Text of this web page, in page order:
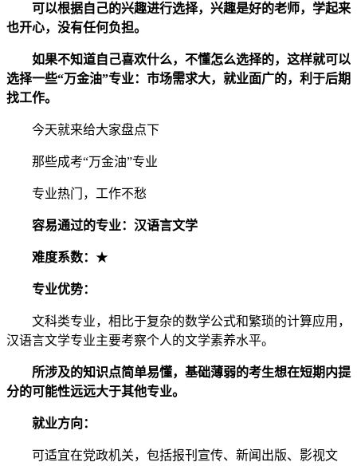
可以根据自己的兴趣进行选择，兴趣是好的老师，学起来
也开心，没有任何负担。
如果不知道自己喜欢什么，不懂怎么选择的，这样就可以
选择一些“万金油”专业：市场需求大，就业面广的，利于后期
找工作。
今天就来给大家盘点下
那些成考“万金油”专业
专业热门，工作不愁
容易通过的专业：汉语言文学
难度系数： ★
专业优势：
文科类专业，相比于复杂的数学公式和繁琐的计算应用，
汉语言文学专业主要考察个人的文学素养水平。
所涉及的知识点简单易懂，基础薄弱的考生想在短期内提
分的可能性远远大于其他专业。
就业方向：
可适宜在党政机关，包括报刊宣传、新闻出版、影视文